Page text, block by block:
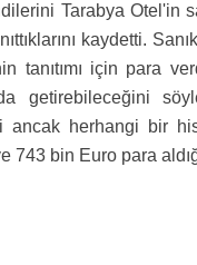
Tarabya
kaydetti.
tanıtımı için para
getirebileceğini
herhangi bir
743 bin Euro para